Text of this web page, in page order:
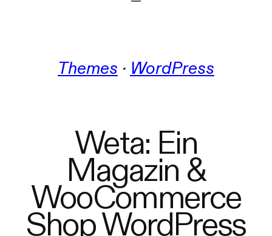
Themes · WordPress
Weta: Ein
Magazin &
WooCommerce
Shop WordPress